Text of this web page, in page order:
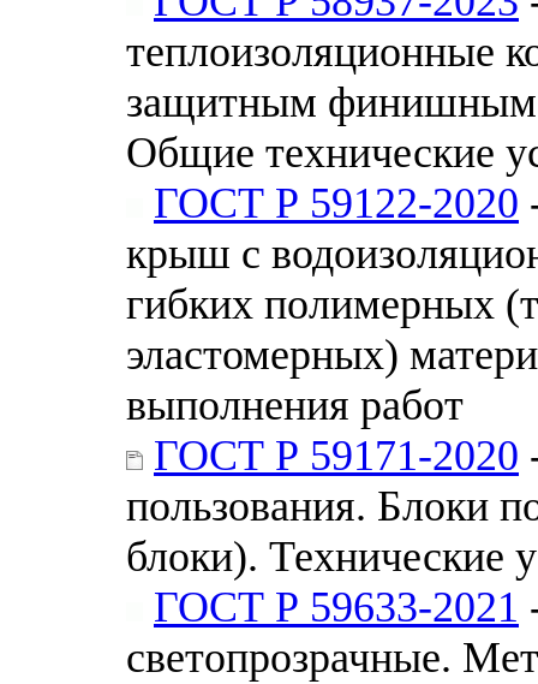
теплоизоляционные
защитным финишным
Общие технические
ГОСТ Р 59122-2020
крыш с
гибких полимерных
эластомерных)
выполнения работ
ГОСТ Р 59171-2020
пользования. Блоки
блоки). Технические
ГОСТ Р 59633-2021
светопрозрачные.